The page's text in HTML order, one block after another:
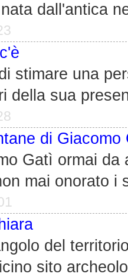
dall'antica
stimare una
della sua
di Giacomo
Gatì ormai da
mai onorato i
del
sito